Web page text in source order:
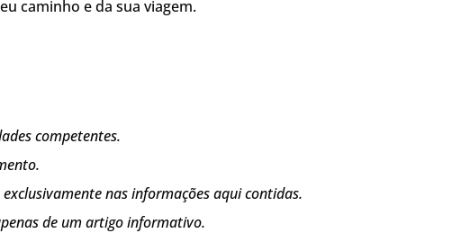
caminho e da sua viagem.
competentes.
exclusivamente nas informações aqui contidas.
de um artigo informativo.